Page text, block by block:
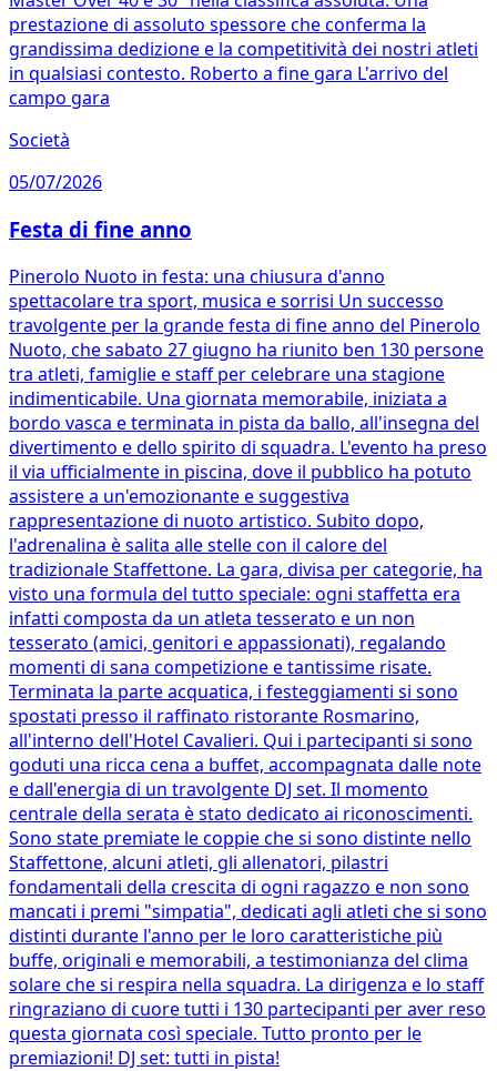
prestazione di assoluto spessore che conferma la
grandissima dedizione e la competitività dei nostri atleti
in qualsiasi contesto. Roberto a fine gara L'arrivo del
campo gara
Società
05/07/2026
Festa di fine anno
Pinerolo Nuoto in festa: una chiusura d'anno
spettacolare tra sport, musica e sorrisi Un successo
travolgente per la grande festa di fine anno del Pinerolo
Nuoto, che sabato 27 giugno ha riunito ben 130 persone
tra atleti, famiglie e staff per celebrare una stagione
indimenticabile. Una giornata memorabile, iniziata a
bordo vasca e terminata in pista da ballo, all'insegna del
divertimento e dello spirito di squadra. L'evento ha preso
il via ufficialmente in piscina, dove il pubblico ha potuto
assistere a un'emozionante e suggestiva
rappresentazione di nuoto artistico. Subito dopo,
l'adrenalina è salita alle stelle con il calore del
tradizionale Staffettone. La gara, divisa per categorie, ha
visto una formula del tutto speciale: ogni staffetta era
infatti composta da un atleta tesserato e un non
tesserato (amici, genitori e appassionati), regalando
momenti di sana competizione e tantissime risate.
Terminata la parte acquatica, i festeggiamenti si sono
spostati presso il raffinato ristorante Rosmarino,
all'interno dell'Hotel Cavalieri. Qui i partecipanti si sono
goduti una ricca cena a buffet, accompagnata dalle note
e dall'energia di un travolgente DJ set. Il momento
centrale della serata è stato dedicato ai riconoscimenti.
Sono state premiate le coppie che si sono distinte nello
Staffettone, alcuni atleti, gli allenatori, pilastri
fondamentali della crescita di ogni ragazzo e non sono
mancati i premi "simpatia", dedicati agli atleti che si sono
distinti durante l'anno per le loro caratteristiche più
buffe, originali e memorabili, a testimonianza del clima
solare che si respira nella squadra. La dirigenza e lo staff
ringraziano di cuore tutti i 130 partecipanti per aver reso
questa giornata così speciale. Tutto pronto per le
premiazioni! DJ set: tutti in pista!